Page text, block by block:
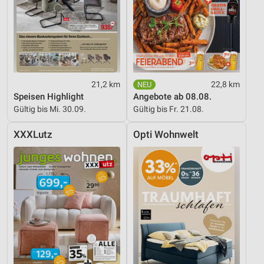
21,2 km
Speisen Highlight
Gültig bis Mi. 30.09.
22,8 km
Angebote ab 08.08.
Gültig bis Fr. 21.08.
XXXLutz Opti Wohnwelt
Verwendung reduzierter Daten zur Auswahl von
Inhalten
IAB-Besonderheiten:
Verwendung genauer Standortdaten
Geräte anhand von aktiv angeforderten
Informationen identifizieren
Performance
Funktional
Werbung